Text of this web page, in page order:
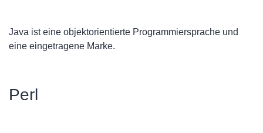
Java ist eine objektorientierte Programmiersprache und
eine eingetragene Marke.
Perl